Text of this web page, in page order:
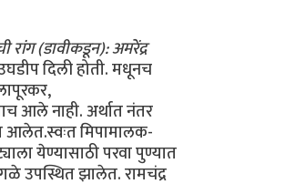
रांग (डावीकडून): अमरेंद्र
दिली होती. मधूनच
आले नाही. अर्थात नंतर
आलेत.स्वःत मिपामालक-
येण्यासाठी परवा पुण्यात
उपस्थित झालेत. रामचंद्र